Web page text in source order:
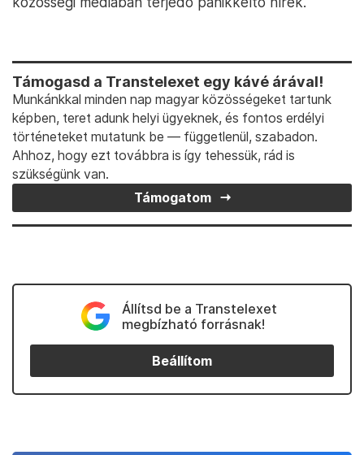
Támogasd a Transtelexet egy kávé árával!
Munkánkkal minden nap magyar közösségeket tartunk
képben, teret adunk helyi ügyeknek, és fontos erdélyi
történeteket mutatunk be — függetlenül, szabadon.
Ahhoz, hogy ezt továbbra is így tehessük, rád is
szükségünk van.
Támogatom
Állítsd be a Transtelexet
megbízható forrásnak!
Beállítom